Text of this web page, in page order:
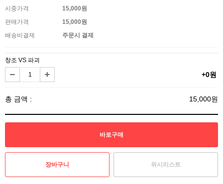
시중가격
15,000원
판매가격
15,000원
배송비결제
주문시 결제
창조 VS 파괴
+0원
총 금액 : 15,000원
위시리스트